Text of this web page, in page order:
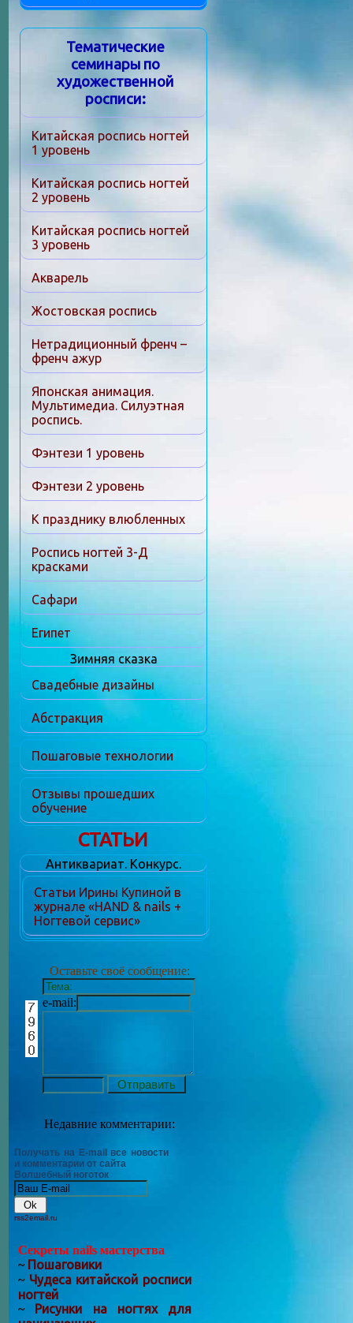
Тематические
семинары по
художественной
росписи:
Китайская роспись ногтей
1 уровень
Китайская роспись ногтей
2 уровень
Китайская роспись ногтей
3 уровень
Акварель
Жостовская роспись
Нетрадиционный френч –
френч ажур
Японская анимация.
Мультимедиа. Силуэтная
роспись.
Фэнтези 1 уровень
Фэнтези 2 уровень
К празднику влюбленных
Роспись ногтей 3-Д
красками
Сафари
Египет
Зимняя сказка
Свадебные дизайны
Абстракция
Пошаговые технологии
Отзывы прошедших
обучение
СТАТЬИ
Антиквариат. Конкурс.
Статьи Ирины Купиной в
журнале «HAND & nails +
Ногтевой сервис»
Оставьте своё сообщение:
e-mail:
Недавние комментарии:
Получать на E-mail все новости
и комментарии от сайта
Волшебный ноготок
rss2email.ru
Секреты nails мастерства
~ Пошаговики
~ Чудеса китайской росписи
ногтей
~ Рисунки на ногтях для